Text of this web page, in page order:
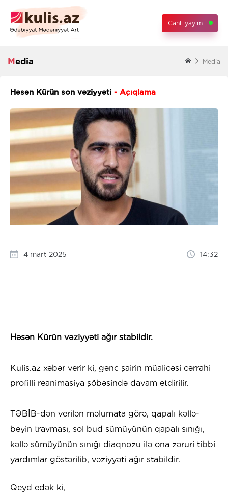
Canlı yayım
Media Media
Həsən Kürün son vəziyyəti - Açıqlama
4 mart 2025 14:32
Həsən Kürün vəziyyəti ağır stabildir.
Kulis.az xəbər verir ki, gənc şairin müalicəsi cərrahi
profilli reanimasiya şöbəsində davam etdirilir.
TƏBİB-dən verilən məlumata görə, qapalı kəllə-
beyin travması, sol bud sümüyünün qapalı sınığı,
kəllə sümüyünün sınığı diaqnozu ilə ona zəruri tibbi
yardımlar göstərilib, vəziyyəti ağır stabildir.
Qeyd edək ki,